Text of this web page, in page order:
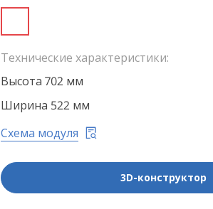
Технические характеристики:
Высота 702 мм
Ширина 522 мм
Схема модуля
3D-конструктор